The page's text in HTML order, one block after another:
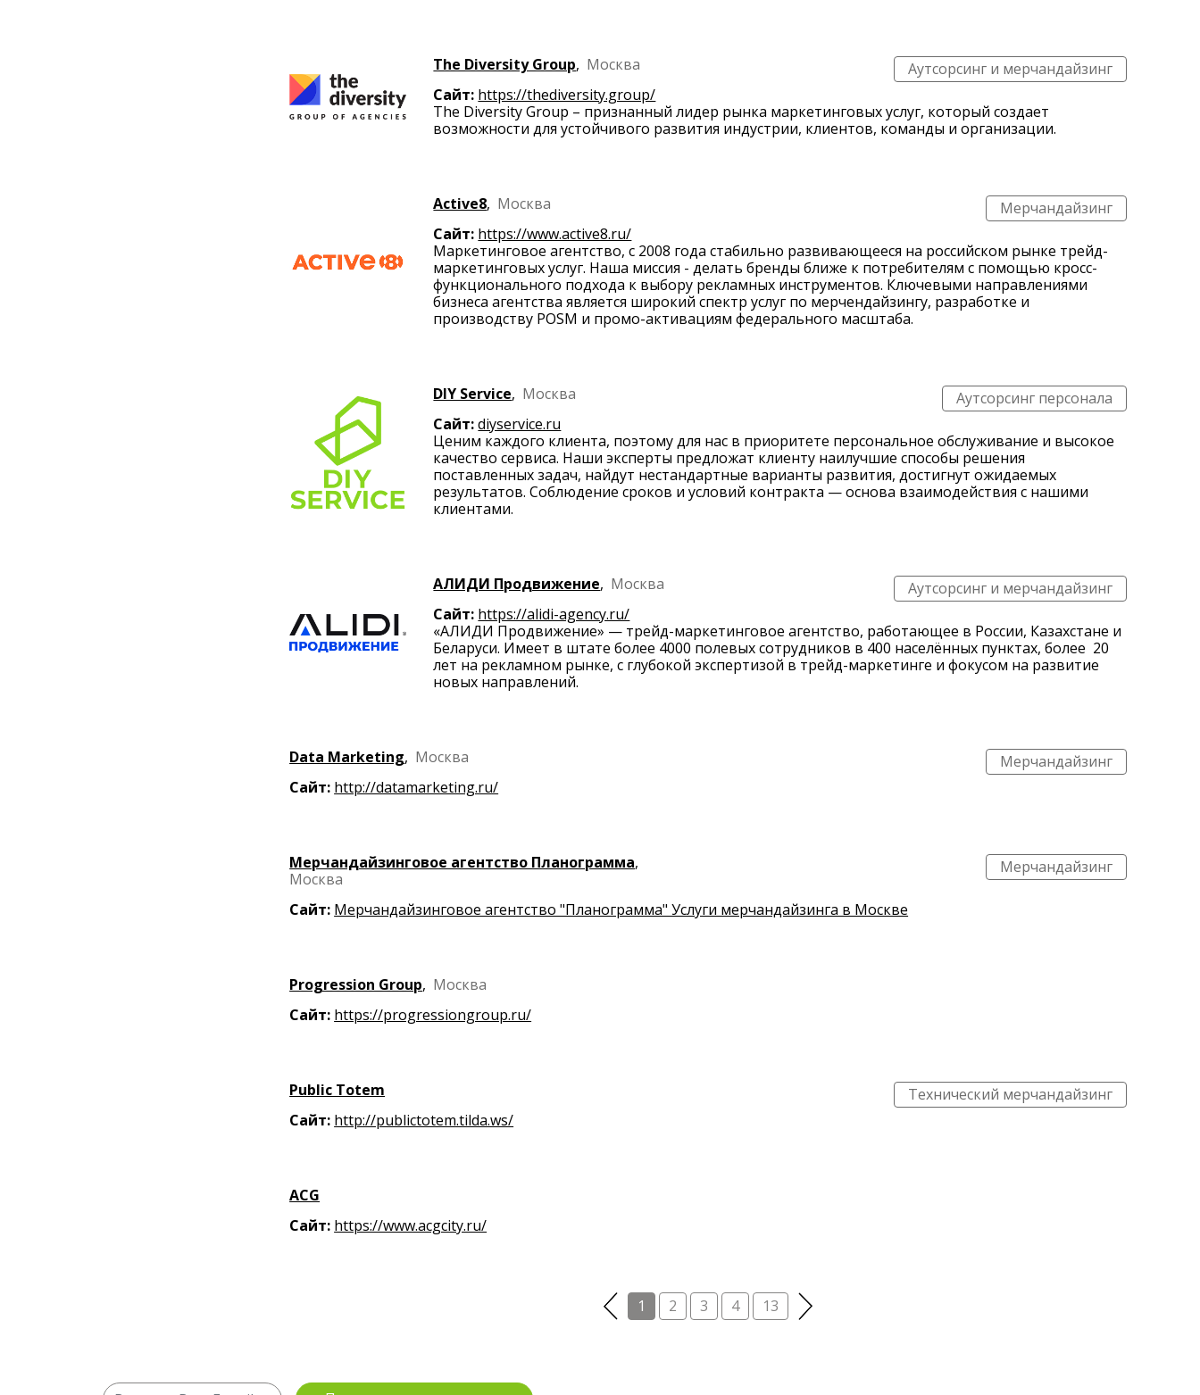
The Diversity Group, Москва
Аутсорсинг и мерчандайзинг
Сайт: https://thediversity.group/
The Diversity Group – признанный лидер рынка маркетинговых услуг, который создает
возможности для устойчивого развития индустрии, клиентов, команды и организации.
Active8, Москва
Мерчандайзинг
Сайт: https://www.active8.ru/
Маркетинговое агентство, с 2008 года стабильно развивающееся на российском рынке трейд-
маркетинговых услуг. Наша миссия - делать бренды ближе к потребителям с помощью кросс-
функционального подхода к выбору рекламных инструментов. Ключевыми направлениями
бизнеса агентства является широкий спектр услуг по мерчендайзингу, разработке и
производству POSM и промо-активациям федерального масштаба.
DIY Service, Москва
Аутсорсинг персонала
Сайт:diyservice.ru
Ценим каждого клиента, поэтому для нас в приоритете персональное обслуживание и высокое
качество сервиса. Наши эксперты предложат клиенту наилучшие способы решения
поставленных задач, найдут нестандартные варианты развития, достигнут ожидаемых
результатов. Соблюдение сроков и условий контракта — основа взаимодействия с нашими
клиентами.
АЛИДИ Продвижение, Москва
Аутсорсинг и мерчандайзинг
Сайт: https://alidi-agency.ru/
«АЛИДИ Продвижение» — трейд-маркетинговое агентство, работающее в России, Казахстане и
Беларуси. Имеет в штате более 4000 полевых сотрудников в 400 населённых пунктах, более 20
лет на рекламном рынке, с глубокой экспертизой в трейд-маркетинге и фокусом на развитие
новых направлений.
Data Marketing, Москва
Мерчандайзинг
Сайт: http://datamarketing.ru/
Мерчандайзинговое агентство Планограмма,
Москва
Мерчандайзинг
Сайт: Мерчандайзинговое агентство "Планограмма" Услуги мерчандайзинга в Москве
Progression Group, Москва
Сайт: https://progressiongroup.ru/
Public Totem
Технический мерчандайзинг
Сайт: http://publictotem.tilda.ws/
ACG
Сайт: https://www.acgcity.ru/
1 2 3 4 13